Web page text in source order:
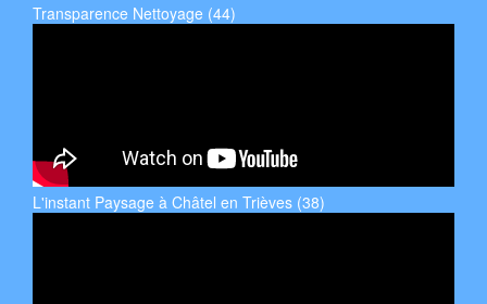
Transparence Nettoyage (44)
L'instant Paysage à Châtel en Trièves (38)